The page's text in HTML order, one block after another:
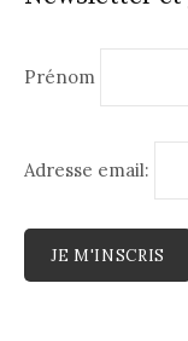
Prénom
Adresse email: